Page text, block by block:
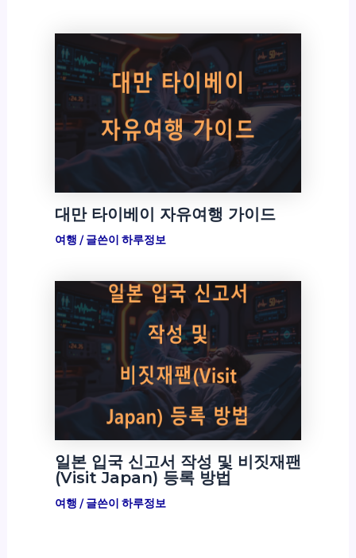
대만 타이베이 자유여행 가이드
여행 / 글쓴이 하루정보
일본 입국 신고서 작성 및 비짓재팬
(Visit Japan) 등록 방법
여행 / 글쓴이 하루정보